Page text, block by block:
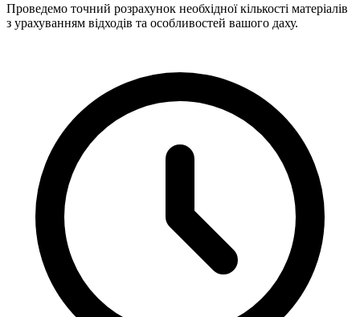
Проведемо точний розрахунок необхідної кількості матеріалів
з урахуванням відходів та особливостей вашого даху.